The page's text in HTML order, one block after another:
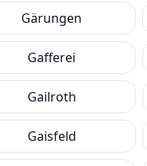
Gärungen
Gafferei
Gailroth
Gaisfeld